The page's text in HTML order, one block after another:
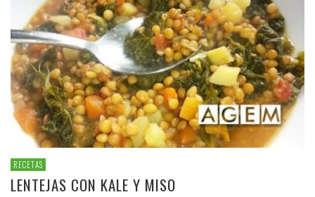
RECETAS
LENTEJAS CON KALE Y MISO